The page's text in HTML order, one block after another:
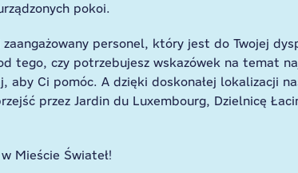
pokoi.
personel, który jest do Twojej
tego, czy potrzebujesz wskazówek na temat
Ci pomóc. A dzięki doskonałej lokalizacji
przez Jardin du Luxembourg, Dzielnicę
Mieście Świateł!